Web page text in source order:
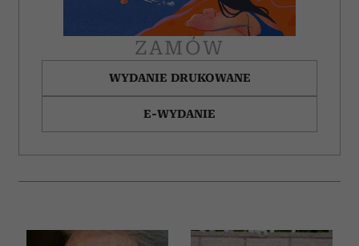
ZAMÓW
WYDANIE DRUKOWANE
E-WYDANIE